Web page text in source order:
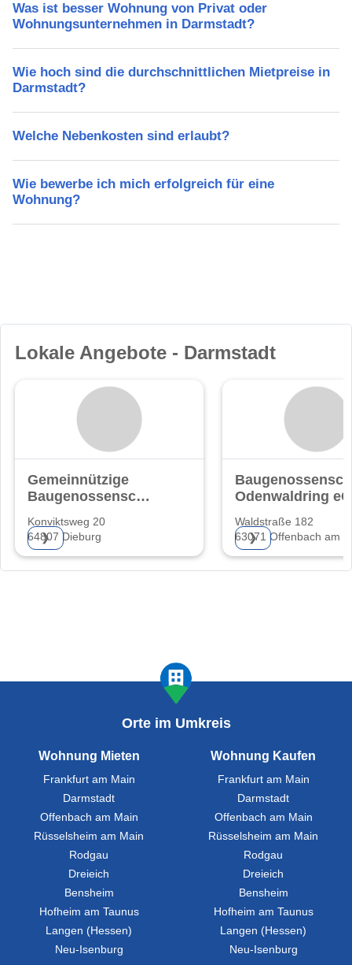
Was ist besser Wohnung von Privat oder
Wohnungsunternehmen in Darmstadt?
Wie hoch sind die durchschnittlichen Mietpreise in
Darmstadt?
Welche Nebenkosten sind erlaubt?
Wie bewerbe ich mich erfolgreich für eine
Wohnung?
Lokale Angebote - Darmstadt
Gemeinnützige
Baugenossenschaft
Konviktsweg 20
64807 Dieburg
❯
Odenwaldring eG
Waldstraße 182
63071 Offenbach am
❯
Orte im Umkreis
Wohnung Mieten
Frankfurt am Main
Darmstadt
Offenbach am Main
Rüsselsheim am Main
Rodgau
Dreieich
Bensheim
Hofheim am Taunus
Langen (Hessen)
Neu-Isenburg
Wohnung Kaufen
Frankfurt am Main
Darmstadt
Offenbach am Main
Rüsselsheim am Main
Rodgau
Dreieich
Bensheim
Hofheim am Taunus
Langen (Hessen)
Neu-Isenburg